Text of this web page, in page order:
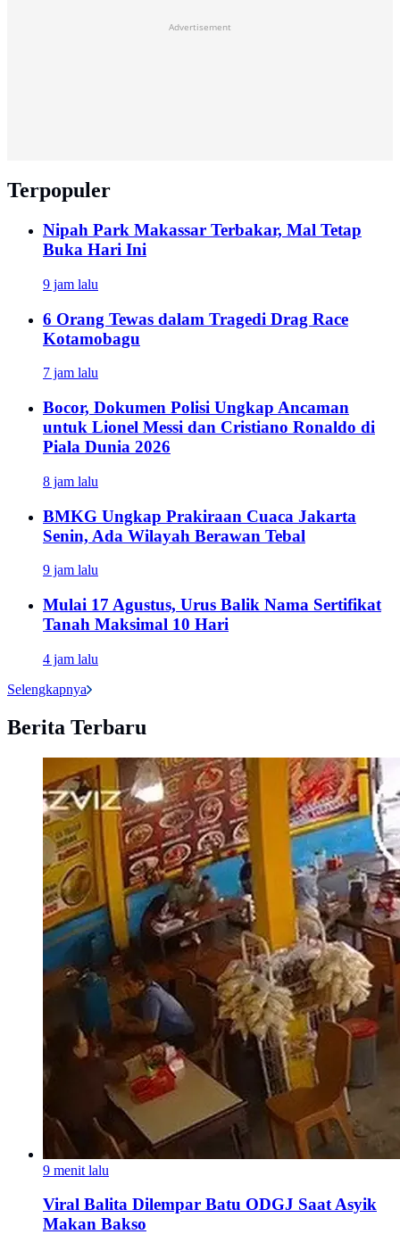
Advertisement
Terpopuler
Nipah Park Makassar Terbakar, Mal Tetap
Buka Hari Ini
9 jam lalu
6 Orang Tewas dalam Tragedi Drag Race
Kotamobagu
7 jam lalu
Bocor, Dokumen Polisi Ungkap Ancaman
untuk Lionel Messi dan Cristiano Ronaldo di
Piala Dunia 2026
8 jam lalu
BMKG Ungkap Prakiraan Cuaca Jakarta
Senin, Ada Wilayah Berawan Tebal
9 jam lalu
Mulai 17 Agustus, Urus Balik Nama Sertifikat
Tanah Maksimal 10 Hari
4 jam lalu
Selengkapnya
Berita Terbaru
9 menit lalu
Viral Balita Dilempar Batu ODGJ Saat Asyik
Makan Bakso